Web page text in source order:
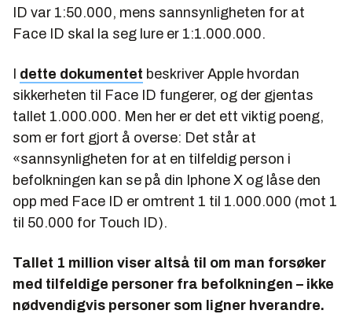
ID var 1:50.000, mens sannsynligheten for at
Face ID skal la seg lure er 1:1.000.000.
I dette dokumentet beskriver Apple hvordan
sikkerheten til Face ID fungerer, og der gjentas
tallet 1.000.000. Men her er det ett viktig poeng,
som er fort gjort å overse: Det står at
«sannsynligheten for at en tilfeldig person i
befolkningen kan se på din Iphone X og låse den
opp med Face ID er omtrent 1 til 1.000.000 (mot 1
til 50.000 for Touch ID).
Tallet 1 million viser altså til om man forsøker
med tilfeldige personer fra befolkningen – ikke
nødvendigvis personer som ligner hverandre.